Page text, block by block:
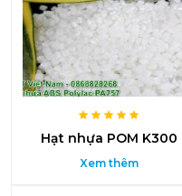
Hạt nhựa POM K300
Xem thêm